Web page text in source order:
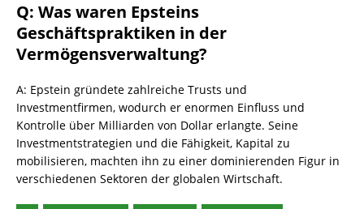
Q: Was waren Epsteins
Geschäftspraktiken in der
Vermögensverwaltung?
A: Epstein gründete zahlreiche Trusts und
Investmentfirmen, wodurch er enormen Einfluss und
Kontrolle über Milliarden von Dollar erlangte. Seine
Investmentstrategien und die Fähigkeit, Kapital zu
mobilisieren, machten ihn zu einer dominierenden Figur in
verschiedenen Sektoren der globalen Wirtschaft.